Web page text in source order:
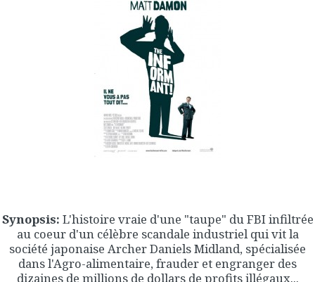
Synopsis: L'histoire vraie d'une "taupe" du FBI infiltrée
au coeur d'un célèbre scandale industriel qui vit la
société japonaise Archer Daniels Midland, spécialisée
dans l'Agro-alimentaire, frauder et engranger des
dizaines de millions de dollars de profits illégaux...